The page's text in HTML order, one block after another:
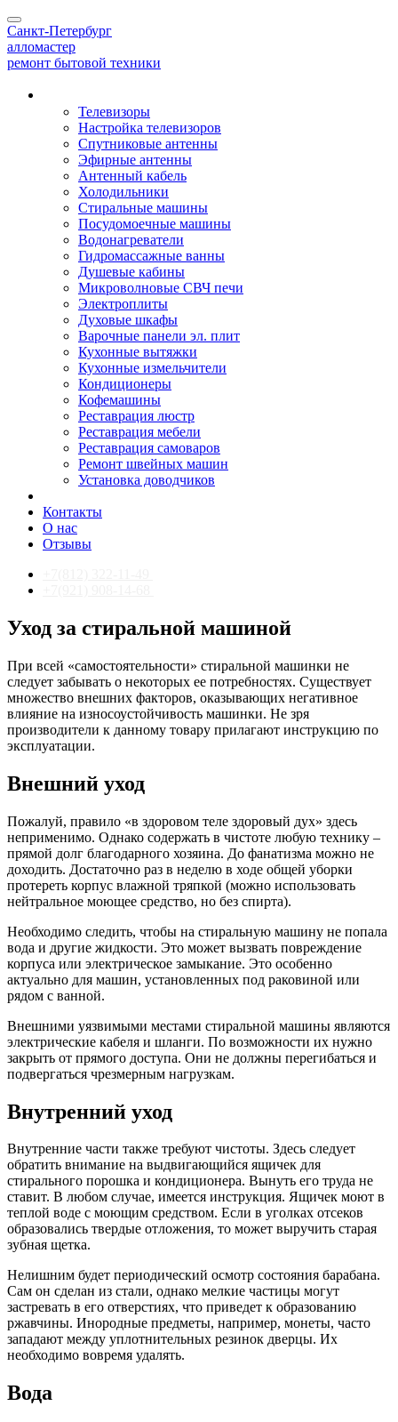
Toggle
navigation
Санкт-Петербург
алломастер
ремонт бытовой техники
Телевизоры
Настройка телевизоров
Спутниковые антенны
Эфирные антенны
Антенный кабель
Холодильники
Стиральные машины
Посудомоечные машины
Водонагреватели
Гидромассажные ванны
Душевые кабины
Микроволновые СВЧ печи
Электроплиты
Духовые шкафы
Варочные панели эл. плит
Кухонные вытяжки
Кухонные измельчители
Кондиционеры
Кофемашины
Реставрация люстр
Реставрация мебели
Реставрация самоваров
Ремонт швейных машин
Установка доводчиков
Контакты
О нас
Отзывы
Уход за стиральной машиной
При всей «самостоятельности» стиральной машинки не
следует забывать о некоторых ее потребностях. Существует
множество внешних факторов, оказывающих негативное
влияние на износоустойчивость машинки. Не зря
производители к данному товару прилагают инструкцию по
эксплуатации.
Внешний уход
Пожалуй, правило «в здоровом теле здоровый дух» здесь
неприменимо. Однако содержать в чистоте любую технику –
прямой долг благодарного хозяина. До фанатизма можно не
доходить. Достаточно раз в неделю в ходе общей уборки
протереть корпус влажной тряпкой (можно использовать
нейтральное моющее средство, но без спирта).
Необходимо следить, чтобы на стиральную машину не попала
вода и другие жидкости. Это может вызвать повреждение
корпуса или электрическое замыкание. Это особенно
актуально для машин, установленных под раковиной или
рядом с ванной.
Внешними уязвимыми местами стиральной машины являются
электрические кабеля и шланги. По возможности их нужно
закрыть от прямого доступа. Они не должны перегибаться и
подвергаться чрезмерным нагрузкам.
Внутренний уход
Внутренние части также требуют чистоты. Здесь следует
обратить внимание на выдвигающийся ящичек для
стирального порошка и кондиционера. Вынуть его труда не
ставит. В любом случае, имеется инструкция. Ящичек моют в
теплой воде с моющим средством. Если в уголках отсеков
образовались твердые отложения, то может выручить старая
зубная щетка.
Нелишним будет периодический осмотр состояния барабана.
Сам он сделан из стали, однако мелкие частицы могут
застревать в его отверстиях, что приведет к образованию
ржавчины. Инородные предметы, например, монеты, часто
западают между уплотнительных резинок дверцы. Их
необходимо вовремя удалять.
Вода